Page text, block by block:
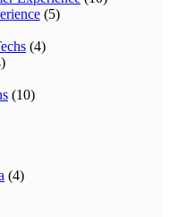
(5)
(4)
(10)
(4)